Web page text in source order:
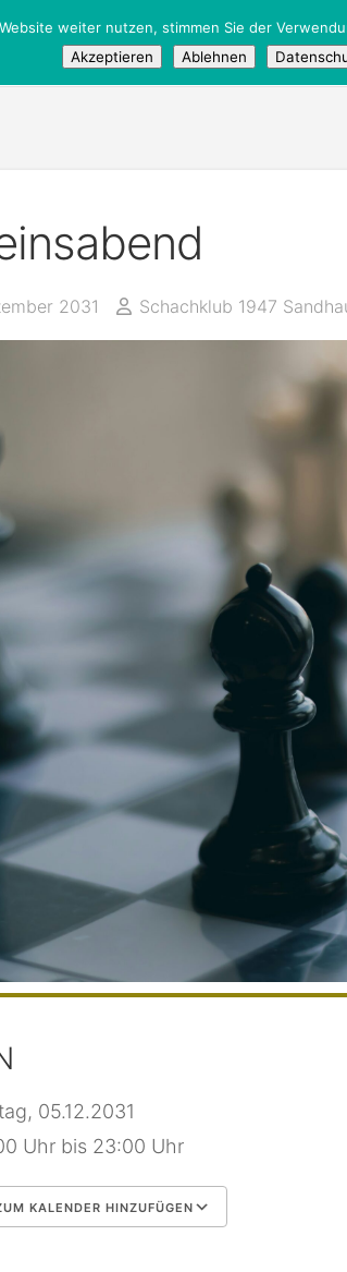
Jugendmeisterschaft
2031 Schachklub 1947
05.12.2031
Uhr bis 23:00 Uhr
KALENDER HINZUFÜGEN
weiter nutzen, stimmen Sie der
Akzeptieren
Ablehnen